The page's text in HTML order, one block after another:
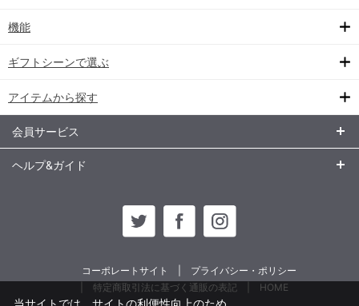
機能
ギフトシーンで選ぶ
アイテムから探す
会員サービス
ヘルプ&ガイド
コーポレートサイト
プライバシー・ポリシー
特定商取引法に基づく通販の表記
HOME